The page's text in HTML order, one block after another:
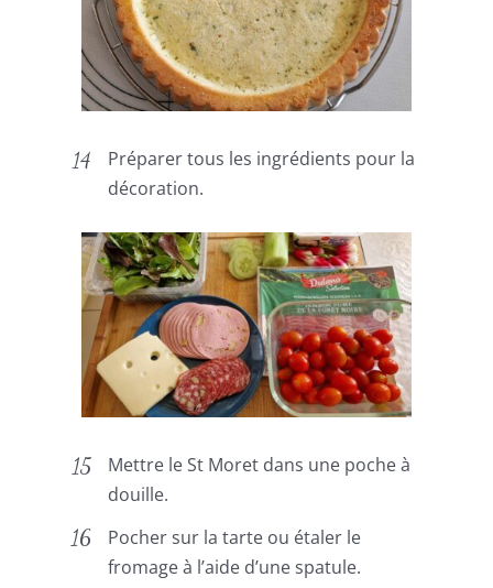
Préparer tous les ingrédients pour la
décoration.
Mettre le St Moret dans une poche à
douille.
Pocher sur la tarte ou étaler le
fromage à l’aide d’une spatule.